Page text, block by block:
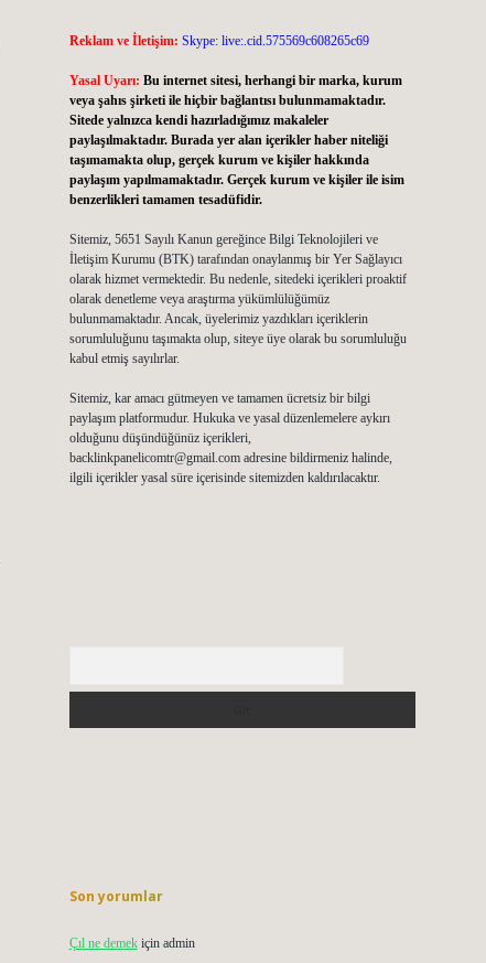
Reklam ve İletişim: Skype: live:.cid.575569c608265c69
Yasal Uyarı: Bu internet sitesi, herhangi bir marka, kurum
veya şahıs şirketi ile hiçbir bağlantısı bulunmamaktadır.
Sitede yalnızca kendi hazırladığımız makaleler
paylaşılmaktadır. Burada yer alan içerikler haber niteliği
taşımamakta olup, gerçek kurum ve kişiler hakkında
paylaşım yapılmamaktadır. Gerçek kurum ve kişiler ile isim
benzerlikleri tamamen tesadüfidir.
Sitemiz, 5651 Sayılı Kanun gereğince Bilgi Teknolojileri ve
İletişim Kurumu (BTK) tarafından onaylanmış bir Yer Sağlayıcı
olarak hizmet vermektedir. Bu nedenle, sitedeki içerikleri proaktif
olarak denetleme veya araştırma yükümlülüğümüz
bulunmamaktadır. Ancak, üyelerimiz yazdıkları içeriklerin
sorumluluğunu taşımakta olup, siteye üye olarak bu sorumluluğu
kabul etmiş sayılırlar.
Sitemiz, kar amacı gütmeyen ve tamamen ücretsiz bir bilgi
paylaşım platformudur. Hukuka ve yasal düzenlemelere aykırı
olduğunu düşündüğünüz içerikleri,
backlinkpanelicomtr@gmail.comadresine bildirmeniz halinde,
ilgili içerikler yasal süre içerisinde sitemizden kaldırılacaktır.
Son yorumlar
Çıl ne demekiçin admin